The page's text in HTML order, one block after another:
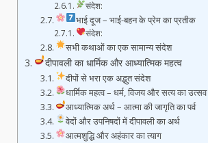
संदेश:
भाई दूज – भाई-बहन के प्रेम का प्रतीक
संदेश:
सभी कथाओं का एक सामान्य संदेश
दीपावली का धार्मिक और आध्यात्मिक महत्व
दीपों से भरा एक अद्भुत संदेश
धार्मिक महत्व – धर्म, विजय और सत्य का उत्सव
आध्यात्मिक अर्थ – आत्मा की जागृति का पर्व
वेदों और उपनिषदों में दीपावली का अर्थ
आत्मशुद्धि और अहंकार का त्याग